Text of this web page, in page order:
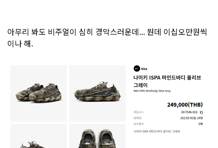
아무리 봐도 비주얼이 심히 경악스러운데... 뭔데 이십오만원씩
이나 해.